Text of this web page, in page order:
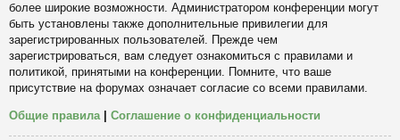
более широкие возможности. Администратором конференции могут
быть установлены также дополнительные привилегии для
зарегистрированных пользователей. Прежде чем
зарегистрироваться, вам следует ознакомиться с правилами и
политикой, принятыми на конференции. Помните, что ваше
присутствие на форумах означает согласие со всеми правилами.
Общие правила| Соглашение о конфиденциальности